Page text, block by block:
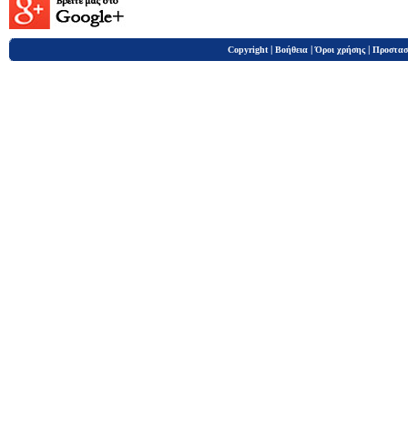
Copyright | Βοήθεια |Όροι χρήσης |